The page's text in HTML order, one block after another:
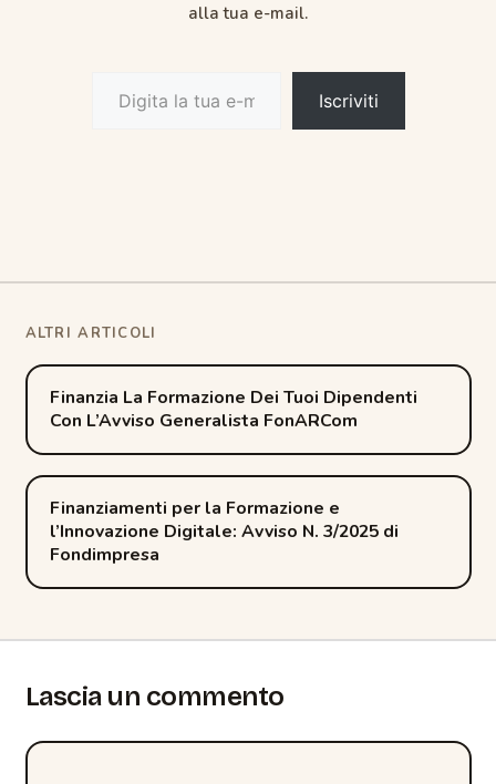
alla tua e-mail.
Iscriviti
Post
navigation
Finanzia La Formazione Dei Tuoi Dipendenti
Con L’Avviso Generalista FonARCom
Finanziamenti per la Formazione e
l’Innovazione Digitale: Avviso N. 3/2025 di
Fondimpresa
Lascia un commento
Commento